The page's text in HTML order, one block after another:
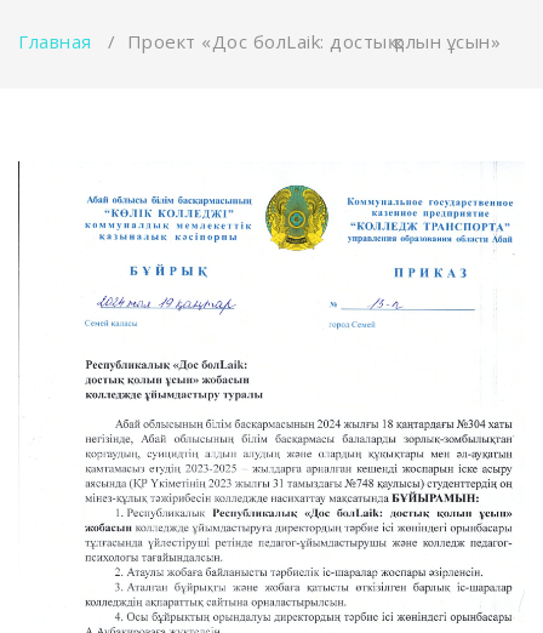
Главная / Проект «Дос болLaik: достық қолын ұсын»